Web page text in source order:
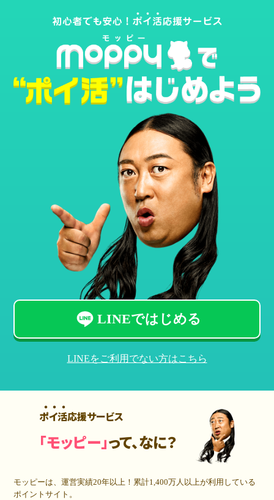
LINEではじめる
LINEをご利用でない方はこちら
ポイ活応援サービス
「モッピー」って、なに？
モッピーは、運営実績20年以上！累計1,400万人 以上が利用している
ポイントサイト。